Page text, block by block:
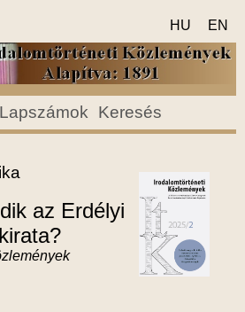
HU EN
Lapszámok Keresés
az Erdélyi